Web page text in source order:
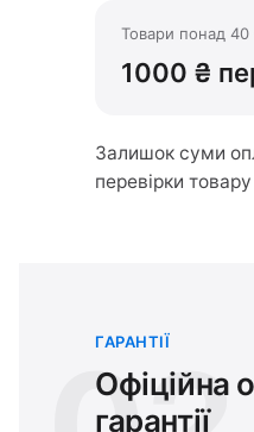
Товари понад
1000 ₴
Залишок суми
перевірки
ГАРАНТІЇ
Офіційна
гарантії